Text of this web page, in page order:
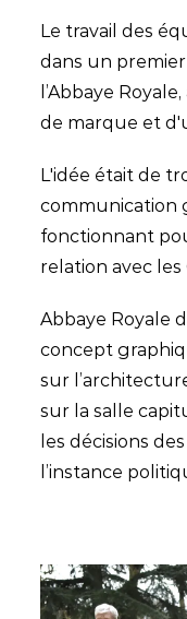
Le travail des
dans un
l’Abbaye
de marque et
L'idée était de
communication
fonctionnant
relation avec les
Abbaye Royale
concept
sur
sur la salle
les décisions
l’instance